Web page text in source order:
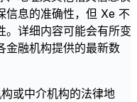
信息的准确性，但 Xe 不
。详细内容可能会有所变
金融机构提供的最新数
或中介机构的法律地